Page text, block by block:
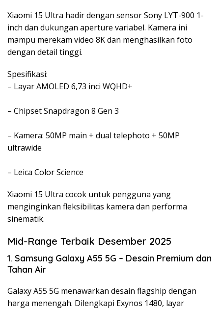
Xiaomi 15 Ultra hadir dengan sensor Sony LYT-900 1-
inch dan dukungan aperture variabel. Kamera ini
mampu merekam video 8K dan menghasilkan foto
dengan detail tinggi.
Spesifikasi:
– Layar AMOLED 6,73 inci WQHD+
– Chipset Snapdragon 8 Gen 3
– Kamera: 50MP main + dual telephoto + 50MP
ultrawide
– Leica Color Science
Xiaomi 15 Ultra cocok untuk pengguna yang
menginginkan fleksibilitas kamera dan performa
sinematik.
Mid-Range Terbaik Desember 2025
1. Samsung Galaxy A55 5G – Desain Premium dan
Tahan Air
Galaxy A55 5G menawarkan desain flagship dengan
harga menengah. Dilengkapi Exynos 1480, layar